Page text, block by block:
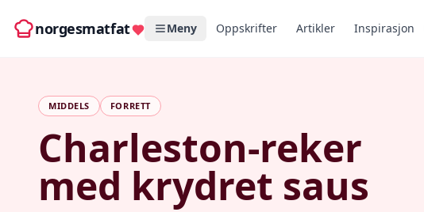
norgesmatfat Meny Oppskrifter Artikler Inspirasjon
MIDDELS FORRETT
Charleston-reker
med krydret saus